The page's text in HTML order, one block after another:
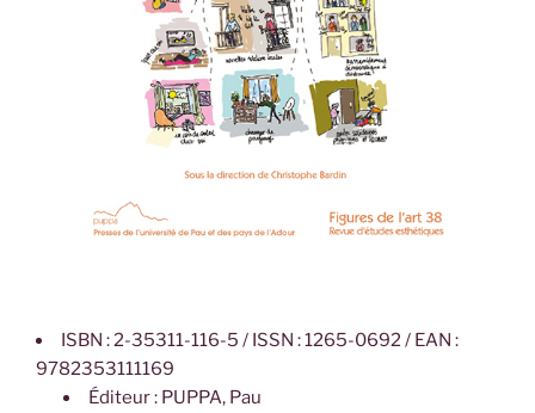
ISBN : 2-35311-116-5 / ISSN : 1265-0692 / EAN :
9782353111169
Éditeur : PUPPA, Pau